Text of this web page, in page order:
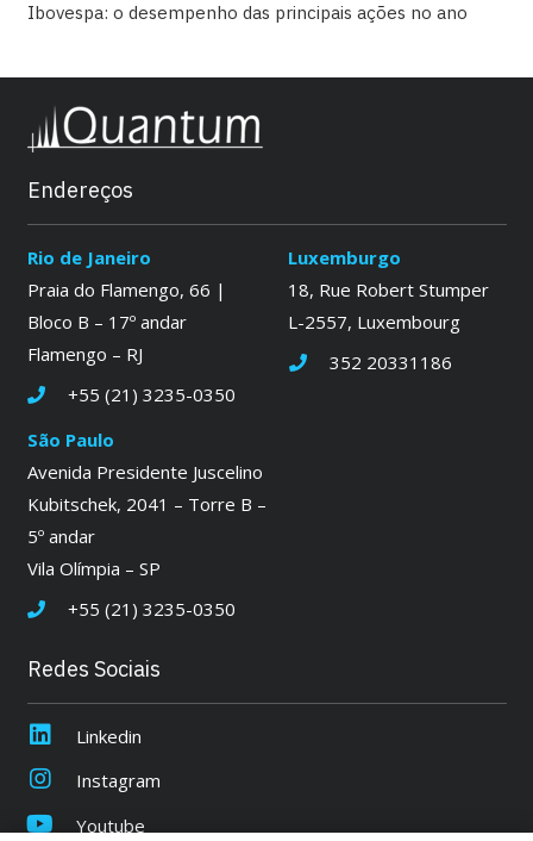
Ibovespa: o desempenho das principais ações no ano
Endereços
Rio de Janeiro
Praia do Flamengo, 66 |
Bloco B – 17º andar
Flamengo – RJ
+55 (21) 3235-0350
Luxemburgo
18, Rue Robert Stumper
L-2557, Luxembourg
352 20331186
São Paulo
Avenida Presidente Juscelino
Kubitschek, 2041 – Torre B –
5º andar
Vila Olímpia – SP
+55 (21) 3235-0350
Redes Sociais
Linkedin
Instagram
Youtube